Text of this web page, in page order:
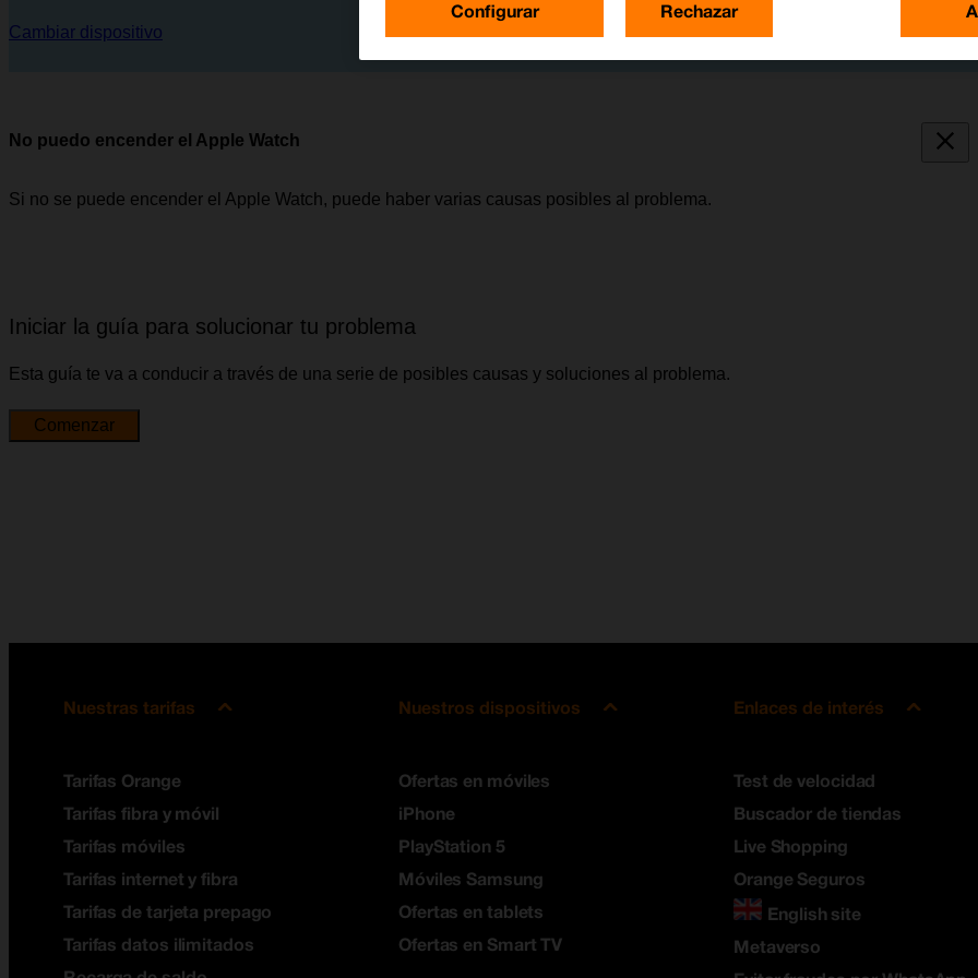
Cambiar dispositivo
No puedo encender el Apple Watch
Si no se puede encender el Apple Watch, puede haber varias causas posibles al problema.
Iniciar la guía para solucionar tu problema
Esta guía te va a conducir a través de una serie de posibles causas y soluciones al problema.
Comenzar
Nuestras tarifas
Tarifas Orange
Tarifas fibra y móvil
Tarifas móviles
Tarifas internet y fibra
Tarifas de tarjeta prepago
Tarifas datos ilimitados
Nuestros dispositivos
Ofertas en móviles
iPhone
PlayStation 5
Móviles Samsung
Ofertas en tablets
Ofertas en Smart TV
Enlaces de interés
Test de velocidad
Buscador de tiendas
Live Shopping
Orange Seguros
English site
Metaverso
Configurar Rechazar